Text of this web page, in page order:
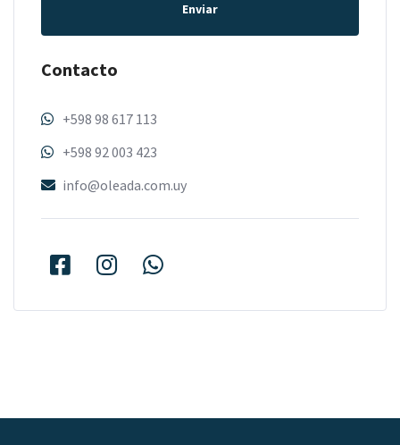
Enviar
Contacto
+598 98 617 113
+598 92 003 423
info@oleada.com.uy